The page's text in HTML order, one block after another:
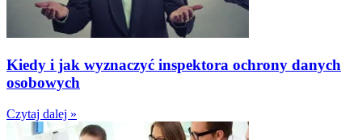
Kiedy i jak wyznaczyć inspektora ochrony danych
osobowych
Czytaj dalej »